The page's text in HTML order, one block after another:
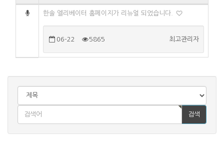
한솔 엘리베이터 홈페이지가 리뉴얼 되었습니다.
06-22 5865 최고관리자
검색